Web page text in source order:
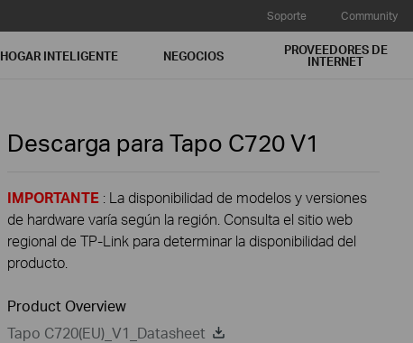
Soporte Community
HOGAR INTELIGENTE NEGOCIOS PROVEEDORES DE
INTERNET
Descarga para Tapo C720V1
IMPORTANTE : La disponibilidad de modelos y versiones
de hardware varía según la región. Consulta el sitio web
regional de TP-Link para determinar la disponibilidad del
producto.
Product Overview
Tapo C720(EU)_V1_Datasheet